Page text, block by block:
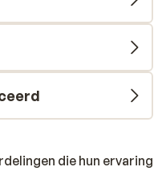
die hun ervaring